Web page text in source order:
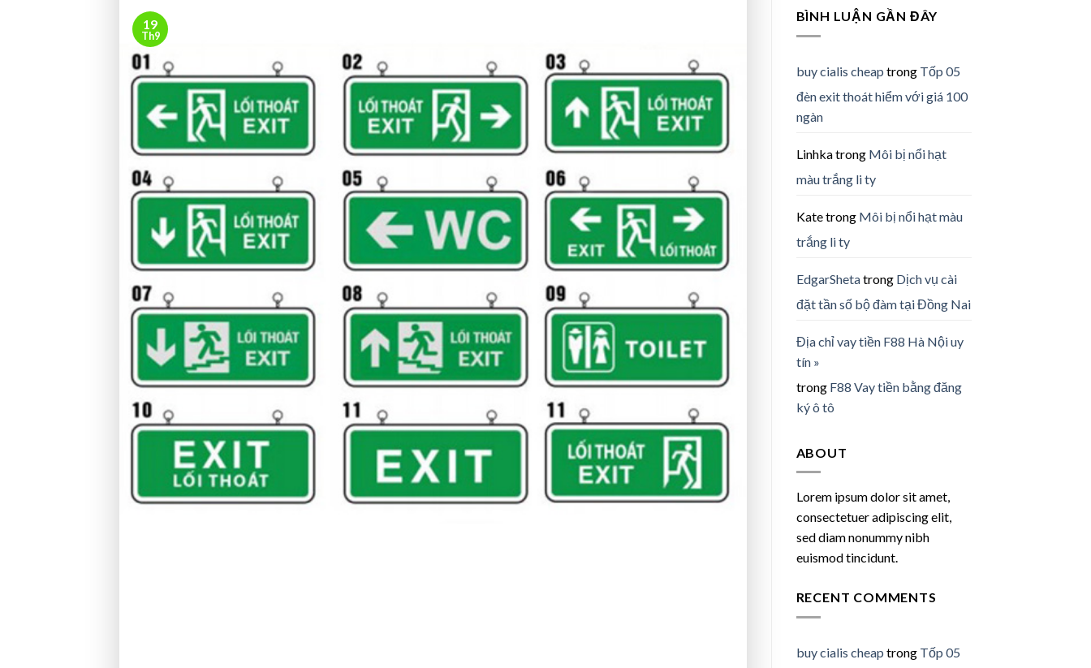
19
Th9
BÌNH LUẬN GẦN ĐÂY
buy cialis cheap trong Tốp 05
đèn exit thoát hiểm với giá 100
ngàn
Linhkatrong Môi bị nổi hạt
màu trắng li ty
Katetrong Môi bị nổi hạt màu
trắng li ty
EdgarShetatrong Dịch vụ cài
đặt tần số bộ đàm tại Đồng Nai
Địa chỉ vay tiền F88 Hà Nội uy
tín »
trong F88 Vay tiền bằng đăng
ký ô tô
ABOUT
Lorem ipsum dolor sit amet,
consectetuer adipiscing elit,
sed diam nonummy nibh
euismod tincidunt.
RECENT COMMENTS
buy cialis cheap trong Tốp 05